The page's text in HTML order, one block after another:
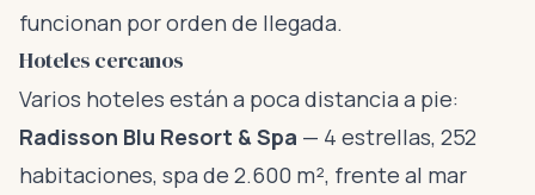
funcionan por orden de llegada.
Hoteles cercanos
Varios hoteles están a poca distancia a pie:
Radisson Blu Resort & Spa — 4 estrellas, 252
habitaciones, spa de 2.600 m², frente al mar